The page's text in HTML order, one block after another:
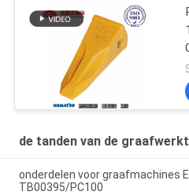
de tanden van de
onderdelen voor graafmachines
TB00395/PC100